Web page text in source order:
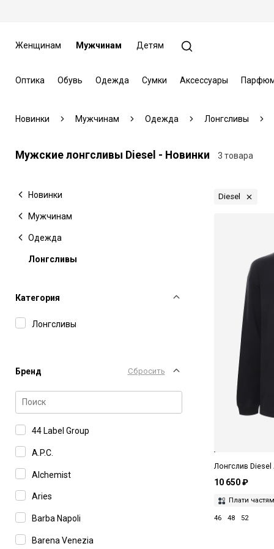
Женщинам Мужчинам Детям
Оптика Обувь Одежда Сумки Аксессуары
Новинки Мужчинам Одежда Лонгсливы
Мужские лонгсливы Diesel - Новинки 3 товара
Новинки
Мужчинам
Одежда
Лонгсливы
Категория
Лонгсливы
Бренд Сбросить
44 Label Group
A.P.C.
Alchemist
Aries
Barba Napoli
Barena Venezia
Diesel
Лонгслив Diesel
10 650 ₽
Плати
46 48 52